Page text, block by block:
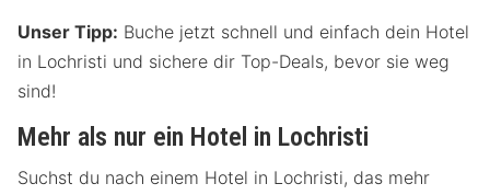
Unser Tipp: Buche jetzt schnell und einfach dein Hotel
in Lochristi und sichere dir Top-Deals, bevor sie weg
sind!
Mehr als nur ein Hotel in Lochristi
Suchst du nach einem Hotel in Lochristi, das mehr